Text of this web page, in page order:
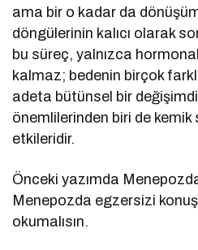
ama bir o kadar da
döngülerinin kalıcı olarak
bu süreç, yalnızca hormonal
kalmaz; bedenin birçok
adeta bütünsel bir
önemlilerinden biri de kemik
etkileridir.
Önceki yazımda
Menepozda egzersizi
okumalısın.